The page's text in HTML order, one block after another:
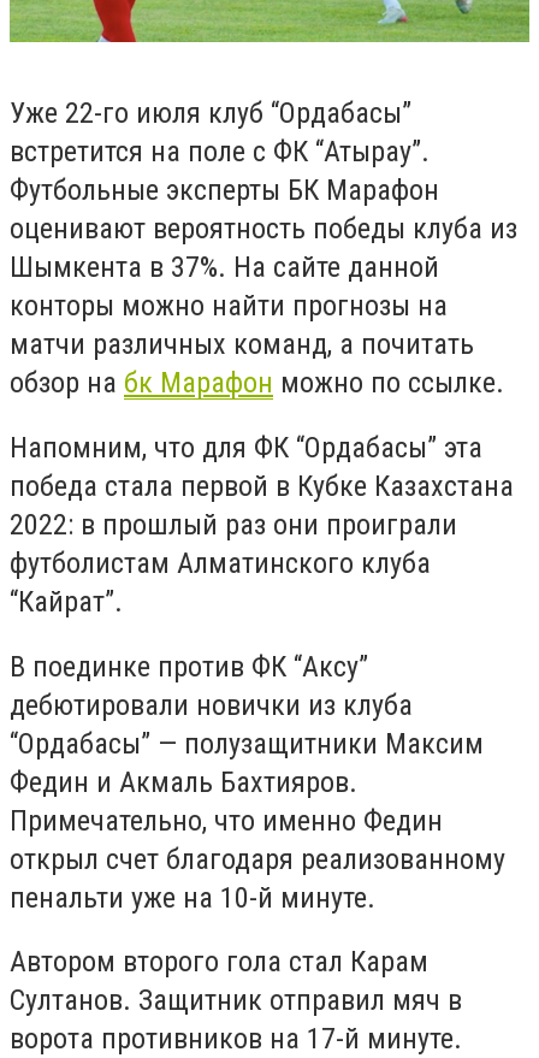
Уже 22-го июля клуб “Ордабасы”
встретится на поле с ФК “Атырау”.
Футбольные эксперты БК Марафон
оценивают вероятность победы клуба из
Шымкента в 37%. На сайте данной
конторы можно найти прогнозы на
матчи различных команд, а почитать
обзор на бк Марафон можно по ссылке.
Напомним, что для ФК “Ордабасы” эта
победа стала первой в Кубке Казахстана
2022: в прошлый раз они проиграли
футболистам Алматинского клуба
“Кайрат”.
В поединке против ФК “Аксу”
дебютировали новички из клуба
“Ордабасы” — полузащитники Максим
Федин и Акмаль Бахтияров.
Примечательно, что именно Федин
открыл счет благодаря реализованному
пенальти уже на 10-й минуте.
Автором второго гола стал Карам
Султанов. Защитник отправил мяч в
ворота противников на 17-й минуте.